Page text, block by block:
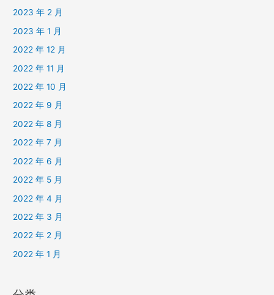
2023 年 2 月
2023 年 1 月
2022 年 12 月
2022 年 11 月
2022 年 10 月
2022 年 9 月
2022 年 8 月
2022 年 7 月
2022 年 6 月
2022 年 5 月
2022 年 4 月
2022 年 3 月
2022 年 2 月
2022 年 1 月